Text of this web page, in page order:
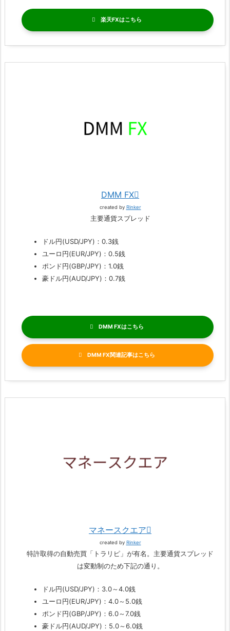
楽天FX
DMM FX
created by Rinker
主要通貨スプレッド
ドル円(USD/JPY)：0.3銭
ユーロ円(EUR/JPY)：0.5銭
ポンド円(GBP/JPY)：1.0銭
豪ドル円(AUD/JPY)：0.7銭
DMM FX
DMM FX関連記事
マネースクエア
created by Rinker
特許取得の自動売買「トラリピ」が有名。主要通貨スプレッド
は変動制のため下記の通り。
ドル円(USD/JPY)：3.0～4.0銭
ユーロ円(EUR/JPY)：4.0～5.0銭
ポンド円(GBP/JPY)：6.0～7.0銭
豪ドル円(AUD/JPY)：5.0～6.0銭